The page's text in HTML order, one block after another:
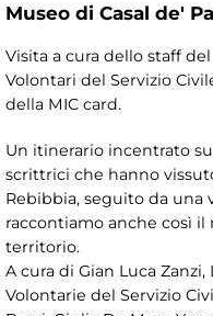
Museo di Casal de'
Visita a cura dello staff
Volontari del Servizio
della MIC card.
Un itinerario incentrato
scrittrici che hanno
Rebibbia, seguito da una
raccontiamo anche così
territorio.
A cura di Gian Luca
Volontarie del Servizio